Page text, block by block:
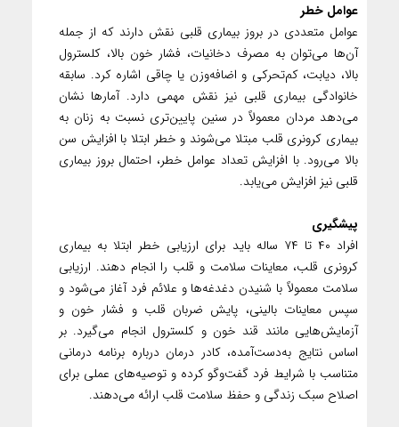
عوامل خطر
عوامل متعددی در بروز بیماری قلبی نقش دارند که از جمله
آن‌ها می‌توان به مصرف دخانیات، فشار خون بالا، کلسترول
بالا، دیابت، کم‌تحرکی و اضافه‌وزن یا چاقی اشاره کرد. سابقه
خانوادگی بیماری قلبی نیز نقش مهمی دارد. آمارها نشان
می‌دهد مردان معمولاً در سنین پایین‌تری نسبت به زنان به
بیماری کرونری قلب مبتلا می‌شوند و خطر ابتلا با افزایش سن
بالا می‌رود. با افزایش تعداد عوامل خطر، احتمال بروز بیماری
قلبی نیز افزایش می‌یابد.
پیشگیری
افراد ۴۰ تا ۷۴ ساله باید برای ارزیابی خطر ابتلا به بیماری
کرونری قلب، معاینات سلامت و قلب را انجام دهند. ارزیابی
سلامت معمولاً با شنیدن دغدغه‌ها و علائم فرد آغاز می‌شود و
سپس معاینات بالینی، پایش ضربان قلب و فشار خون و
آزمایش‌هایی مانند قند خون و کلسترول انجام می‌گیرد. بر
اساس نتایج به‌دست‌آمده، کادر درمان درباره برنامه درمانی
متناسب با شرایط فرد گفت‌وگو کرده و توصیه‌های عملی برای
اصلاح سبک زندگی و حفظ سلامت قلب ارائه می‌دهند.